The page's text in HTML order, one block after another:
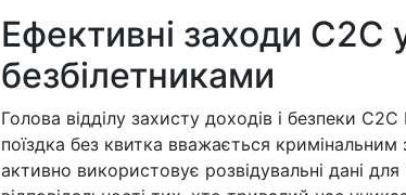
Ефективні заходи C2C
безбілетниками
Голова відділу захисту доходів і безпеки
поїздка без квитка вважається
активно використовує розвідувальні дані